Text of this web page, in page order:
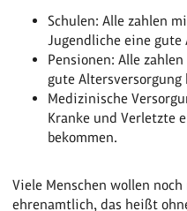
Schulen: Alle zahlen
Jugendliche eine gute
Pensionen: Alle
gute Altersversorgung
Medizinische
Kranke und Verletzte
bekommen.
Viele Menschen wollen
ehrenamtlich, das heißt